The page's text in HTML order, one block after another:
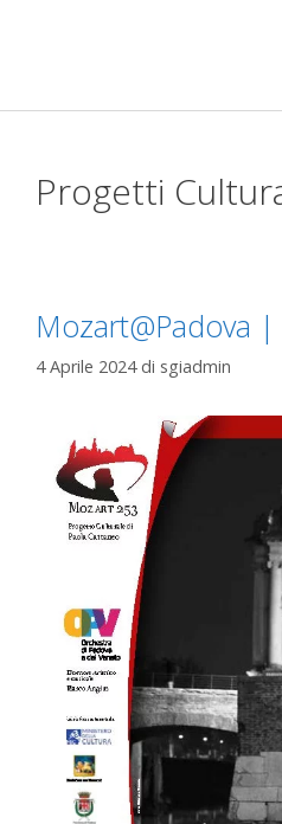
Progetti
Mozart@Padova
4 Aprile 2024 di sgiadmin